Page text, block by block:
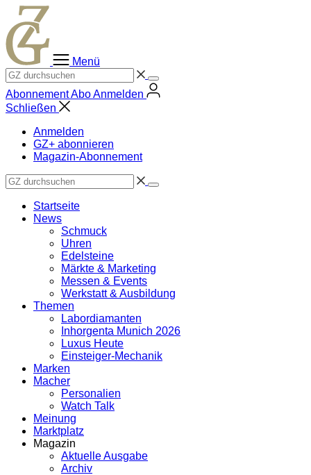
Zum
Inhalt
springen
Menü
AbonnementAboAnmelden
Schließen
Anmelden
GZ+ abonnieren
Magazin-Abonnement
Startseite
News
Schmuck
Uhren
Edelsteine
Märkte & Marketing
Messen & Events
Werkstatt & Ausbildung
Themen
Labordiamanten
Inhorgenta Munich 2026
Luxus Heute
Einsteiger-Mechanik
Marken
Macher
Personalien
Watch Talk
Meinung
Marktplatz
Magazin
Aktuelle Ausgabe
Archiv